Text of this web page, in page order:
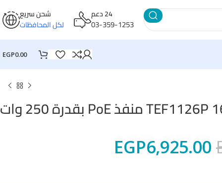
24 دعم
03-359-1253
شحن سريع
لكل المحافظات
EGP0.00
EGP6,925.00